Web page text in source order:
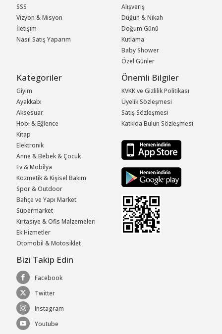
SSS
Vizyon & Misyon
İletişim
Nasıl Satış Yaparım
Alışveriş
Düğün & Nikah
Doğum Günü
Kutlama
Baby Shower
Özel Günler
Kategoriler
Giyim
Ayakkabı
Aksesuar
Hobi & Eğlence
Kitap
Elektronik
Anne & Bebek & Çocuk
Ev & Mobilya
Kozmetik & Kişisel Bakım
Spor & Outdoor
Bahçe ve Yapı Market
Süpermarket
Kırtasiye & Ofis Malzemeleri
Ek Hizmetler
Otomobil & Motosiklet
Önemli Bilgiler
KVKK ve Gizlilik Politikası
Üyelik Sözleşmesi
Satış Sözleşmesi
Katkıda Bulun Sözleşmesi
Bizi Takip Edin
Facebook
Twitter
Instagram
Youtube